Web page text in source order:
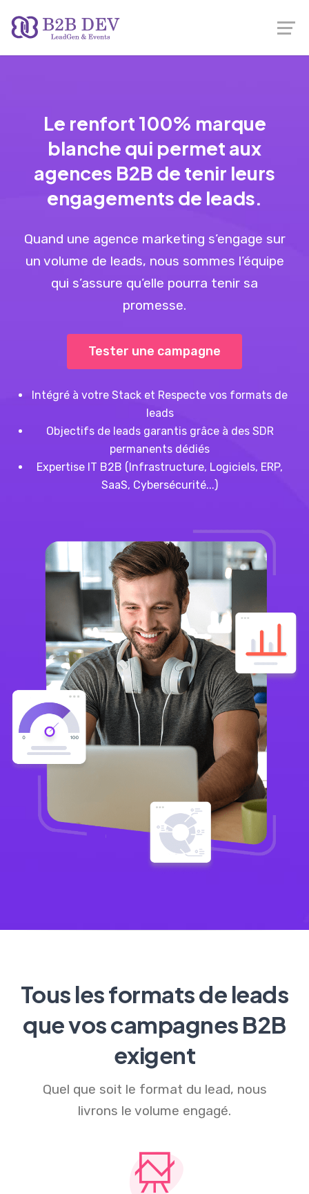
Le renfort 100% marque
blanche qui permet aux
agences B2B de tenir leurs
engagements de leads.
Quand une agence marketing s’engage sur
un volume de leads, nous sommes l’équipe
qui s’assure qu’elle pourra tenir sa
promesse.
Tester une campagne
Intégré à votre Stack et Respecte vos formats de
leads
Objectifs de leads garantis grâce à des SDR
permanents dédiés
Expertise IT B2B (Infrastructure, Logiciels, ERP,
SaaS, Cybersécurité...)
Tous les formats de leads
que vos campagnes B2B
exigent
Quel que soit le format du lead, nous
livrons le volume engagé.